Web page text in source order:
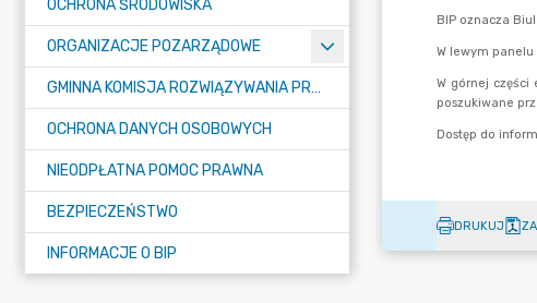
OCHRONA ŚRODOWISKA
ORGANIZACJE POZARZĄDOWE
GMINNA KOMISJA ROZWIĄZYWANIA PROBLEMÓW ALKOHOLOWYCH
OCHRONA DANYCH OSOBOWYCH
NIEODPŁATNA POMOC PRAWNA
BEZPIECZEŃSTWO
INFORMACJE O BIP
DRUKUJ